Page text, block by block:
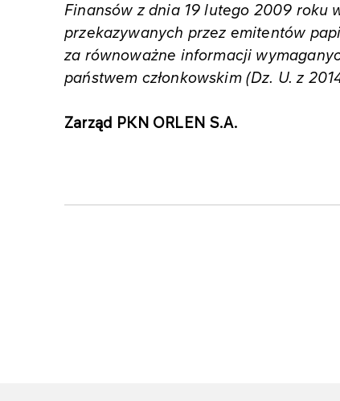
Finansów z dnia 19 lutego 2009 roku
przekazywanych przez emitentów
za równoważne informacji
państwem członkowskim (Dz. U. z
Zarząd PKN ORLEN S.A.